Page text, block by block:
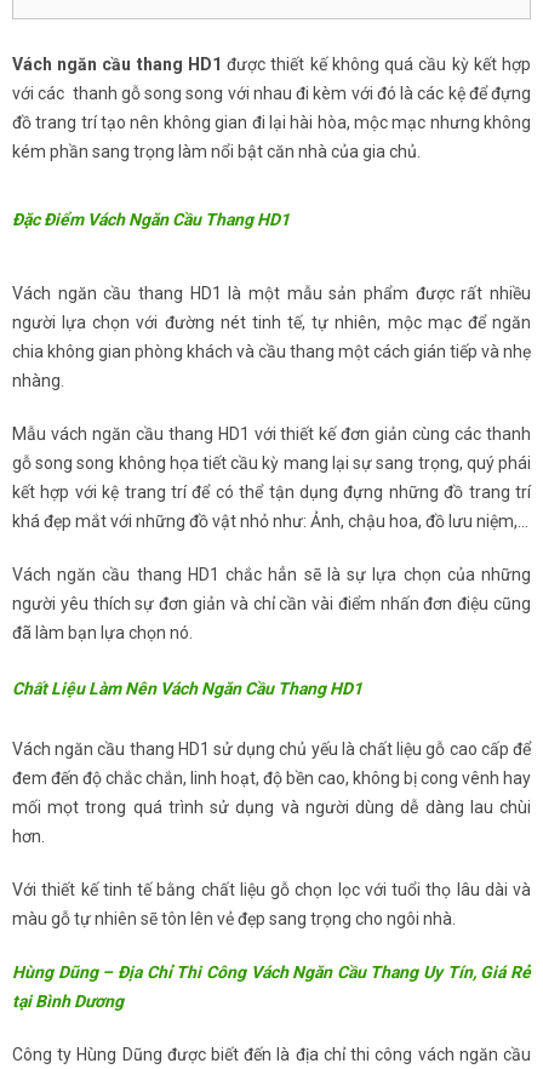
Vách ngăn cầu thang HD1 được thiết kế không quá cầu kỳ kết hợp
với các thanh gỗ song song với nhau đi kèm với đó là các kệ để đựng
đồ trang trí tạo nên không gian đi lại hài hòa, mộc mạc nhưng không
kém phần sang trọng làm nổi bật căn nhà của gia chủ.
Đặc Điểm Vách Ngăn Cầu Thang HD1
Vách ngăn cầu thang HD1 là một mẫu sản phẩm được rất nhiều
người lựa chọn với đường nét tinh tế, tự nhiên, mộc mạc để ngăn
chia không gian phòng khách và cầu thang một cách gián tiếp và nhẹ
nhàng.
Mẫu vách ngăn cầu thang HD1 với thiết kế đơn giản cùng các thanh
gỗ song song không họa tiết cầu kỳ mang lại sự sang trọng, quý phái
kết hợp với kệ trang trí để có thể tận dụng đựng những đồ trang trí
khá đẹp mắt với những đồ vật nhỏ như: Ảnh, chậu hoa, đồ lưu niệm,…
Vách ngăn cầu thang HD1 chắc hẳn sẽ là sự lựa chọn của những
người yêu thích sự đơn giản và chỉ cần vài điểm nhấn đơn điệu cũng
đã làm bạn lựa chọn nó.
Chất Liệu Làm Nên Vách Ngăn Cầu Thang HD1
Vách ngăn cầu thang HD1 sử dụng chủ yếu là chất liệu gỗ cao cấp để
đem đến độ chắc chắn, linh hoạt, độ bền cao, không bị cong vênh hay
mối mọt trong quá trình sử dụng và người dùng dễ dàng lau chùi
hơn.
Với thiết kế tinh tế bằng chất liệu gỗ chọn lọc với tuổi thọ lâu dài và
màu gỗ tự nhiên sẽ tôn lên vẻ đẹp sang trọng cho ngôi nhà.
Hùng Dũng – Địa Chỉ Thi Công Vách Ngăn Cầu Thang Uy Tín, Giá Rẻ
tại Bình Dương
Công ty Hùng Dũng được biết đến là địa chỉ thi công vách ngăn cầu